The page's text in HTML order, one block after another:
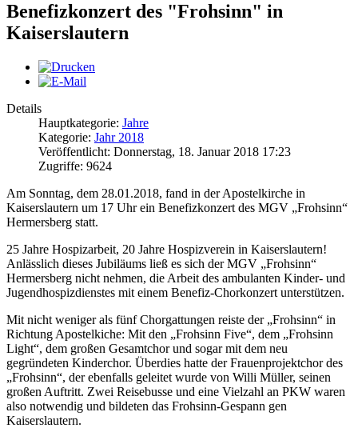
Benefizkonzert des "Frohsinn" in
Kaiserslautern
Details
Hauptkategorie: Jahre
Kategorie: Jahr 2018
Veröffentlicht: Donnerstag, 18. Januar 2018 17:23
Zugriffe: 9624
Am Sonntag, dem 28.01.2018, fand in der Apostelkirche in
Kaiserslautern um 17 Uhr ein Benefizkonzert des MGV „Frohsinn“
Hermersberg statt.
25 Jahre Hospizarbeit, 20 Jahre Hospizverein in Kaiserslautern!
Anlässlich dieses Jubiläums ließ es sich der MGV „Frohsinn“
Hermersberg nicht nehmen, die Arbeit des ambulanten Kinder- und
Jugendhospizdienstes mit einem Benefiz-Chorkonzert unterstützen.
Mit nicht weniger als fünf Chorgattungen reiste der „Frohsinn“ in
Richtung Apostelkiche: Mit den „Frohsinn Five“, dem „Frohsinn
Light“, dem großen Gesamtchor und sogar mit dem neu
gegründeten Kinderchor. Überdies hatte der Frauenprojektchor des
„Frohsinn“, der ebenfalls geleitet wurde von Willi Müller, seinen
großen Auftritt. Zwei Reisebusse und eine Vielzahl an PKW waren
also notwendig und bildeten das Frohsinn-Gespann gen
Kaiserslautern.